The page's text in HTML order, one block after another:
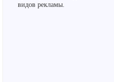
видов рекламы.